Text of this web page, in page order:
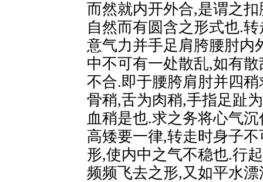
而然就内开外合,是谓之
自然而有圆含之形式也.
意气力并手足肩胯腰肘内
中不可有一处散乱,如有
不合.即于腰胯肩肘并四
骨稍,舌为肉稍,手指足趾
血稍是也.求之务将心气
高矮要一律,转走时身子
形,使内中之气不稳也.行
频频飞去之形,又如平水